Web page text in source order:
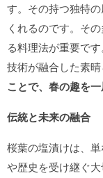
す。その持つ独特
くれるのです。そ
る料理法が重要で
技術が融合した素晴
ことで、春の趣を
伝統と未来の融合
桜葉の塩漬けは、
や歴史を受け継ぐ